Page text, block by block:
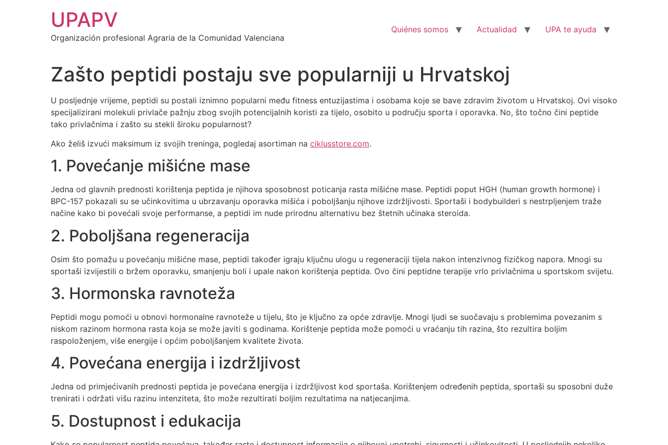
UPAPV
Organización profesional Agraria de la Comunidad Valenciana
Quiénes somos Actualidad UPA te ayuda
Zašto peptidi postaju sve popularniji u Hrvatskoj
U posljednje vrijeme, peptidi su postali iznimno popularni među fitness entuzijastima i osobama koje se bave zdravim životom u Hrvatskoj. Ovi visoko
specijalizirani molekuli privlače pažnju zbog svojih potencijalnih koristi za tijelo, osobito u području sporta i oporavka. No, što točno čini peptide
tako privlačnima i zašto su stekli široku popularnost?
Ako želiš izvući maksimum iz svojih treninga, pogledaj asortiman na ciklusstore.com.
1. Povećanje mišićne mase
Jedna od glavnih prednosti korištenja peptida je njihova sposobnost poticanja rasta mišićne mase. Peptidi poput HGH (human growth hormone) i
BPC-157 pokazali su se učinkovitima u ubrzavanju oporavka mišića i poboljšanju njihove izdržljivosti. Sportaši i bodybuilderi s nestrpljenjem traže
načine kako bi povećali svoje performanse, a peptidi im nude prirodnu alternativu bez štetnih učinaka steroida.
2. Poboljšana regeneracija
Osim što pomažu u povećanju mišićne mase, peptidi također igraju ključnu ulogu u regeneraciji tijela nakon intenzivnog fizičkog napora. Mnogi su
sportaši izvijestili o bržem oporavku, smanjenju boli i upale nakon korištenja peptida. Ovo čini peptidne terapije vrlo privlačnima u sportskom svijetu.
3. Hormonska ravnoteža
Peptidi mogu pomoći u obnovi hormonalne ravnoteže u tijelu, što je ključno za opće zdravlje. Mnogi ljudi se suočavaju s problemima povezanim s
niskom razinom hormona rasta koja se može javiti s godinama. Korištenje peptida može pomoći u vraćanju tih razina, što rezultira boljim
raspoloženjem, više energije i općim poboljšanjem kvalitete života.
4. Povećana energija i izdržljivost
Jedna od primjećivanih prednosti peptida je povećana energija i izdržljivost kod sportaša. Korištenjem određenih peptida, sportaši su sposobni duže
trenirati i održati višu razinu intenziteta, što može rezultirati boljim rezultatima na natjecanjima.
5. Dostupnost i edukacija